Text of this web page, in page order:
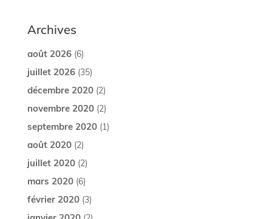
Archives
août 2026(6)
juillet 2026(35)
décembre 2020(2)
novembre 2020(2)
septembre 2020(1)
août 2020(2)
juillet 2020(2)
mars 2020(6)
février 2020(3)